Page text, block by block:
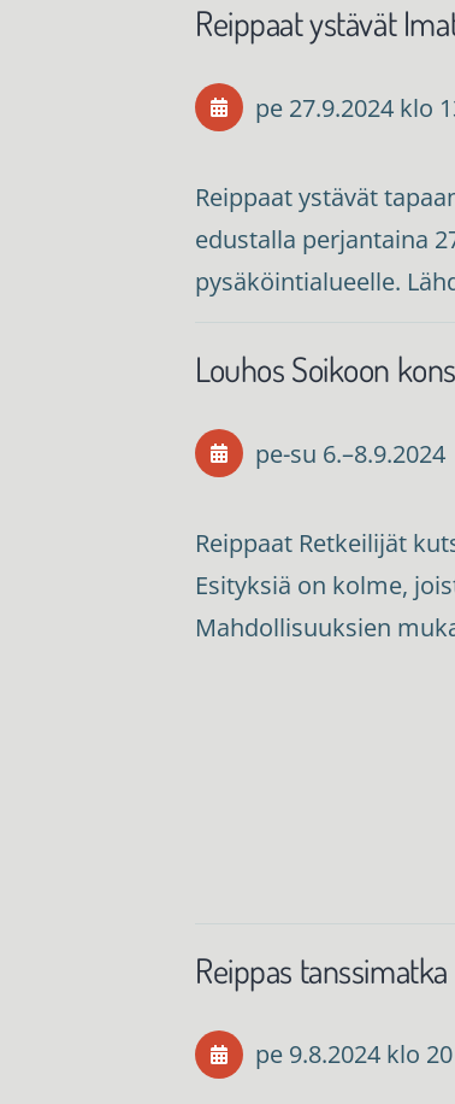
Reippaat ystävät
pe 27.9.2024 klo
Reippaat ystävät
edustalla perjantaina
pysäköintialueelle.
Louhos Soikoon
pe-su 6.–8.9.2024
Reippaat Retkeilijät
Esityksiä on kolme,
Mahdollisuuksien
Reippas
pe 9.8.2024 klo 20